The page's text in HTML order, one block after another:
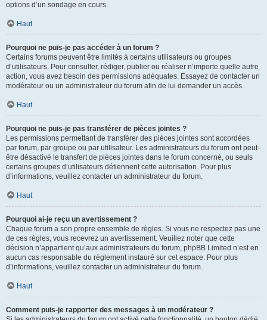
options d’un sondage en cours.
Haut
Pourquoi ne puis-je pas accéder à un forum ?
Certains forums peuvent être limités à certains utilisateurs ou groupes
d’utilisateurs. Pour consulter, rédiger, publier ou réaliser n’importe quelle autre
action, vous avez besoin des permissions adéquates. Essayez de contacter un
modérateur ou un administrateur du forum afin de lui demander un accès.
Haut
Pourquoi ne puis-je pas transférer de pièces jointes ?
Les permissions permettant de transférer des pièces jointes sont accordées
par forum, par groupe ou par utilisateur. Les administrateurs du forum ont peut-
être désactivé le transfert de pièces jointes dans le forum concerné, ou seuls
certains groupes d’utilisateurs détiennent cette autorisation. Pour plus
d’informations, veuillez contacter un administrateur du forum.
Haut
Pourquoi ai-je reçu un avertissement ?
Chaque forum a son propre ensemble de règles. Si vous ne respectez pas une
de ces règles, vous recevrez un avertissement. Veuillez noter que cette
décision n’appartient qu’aux administrateurs du forum, phpBB Limited n’est en
aucun cas responsable du règlement instauré sur cet espace. Pour plus
d’informations, veuillez contacter un administrateur du forum.
Haut
Comment puis-je rapporter des messages à un modérateur ?